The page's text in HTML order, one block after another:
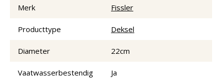
Merk Fissler
Producttype Deksel
Diameter 22cm
Vaatwasserbestendig Ja